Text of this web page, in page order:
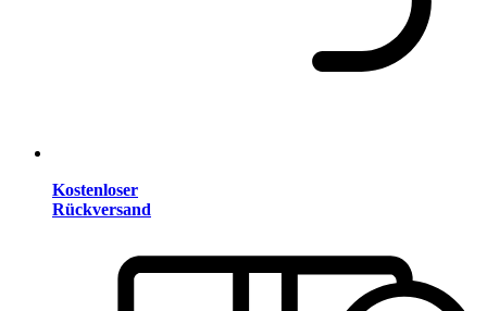
Kostenloser
Rückversand